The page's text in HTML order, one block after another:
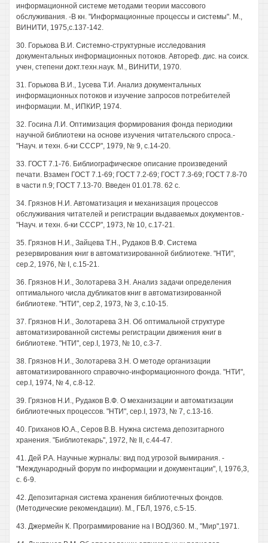
информационной системе методами теории массового
обслуживания. -В кн. "Информационные процессы и системы". М.,
ВИНИТИ, 1975,с.137-142.
30. Горькова В.И. Системно-структурные исследования
документальных информационных потоков. Автореф. дис. на соиск.
учен, степени докт.техн.наук. М., ВИНИТИ, 1970.
31. Горькова В.И., 1усева Т.И. Анализ документальных
информационных потоков и изучение запросов потребителей
информации. М., ИПКИР, 1974.
32. Госина Л.И. Оптимизация формирования фонда периодики
научной библиотеки на основе изучения читательского спроса.-
"Науч. и техн. б-ки СССР", 1979, № 9, с.14-20.
33. ГОСТ 7.1-76. Библиографическое описание произведений
печати. Взамен ГОСТ 7.1-69; ГОСТ 7.2-69; ГОСТ 7.3-69; ГОСТ 7.8-70
в части п.9; ГОСТ 7.13-70. Введен 01.01.78. 62 с.
34. Грязнов Н.И. Автоматизация и механизация процессов
обслуживания читателей и регистрации выдаваемых документов.-
"Науч. и техн. б-ки СССР", 1973, № 10, с.17-21.
35. Грязнов Н.И., Зайцева Т.Н., Рудаков В.Ф. Система
резервирования книг в автоматизированной библиотеке. "НТИ",
сер.2, 1976, № I, с.15-21.
36. Грязнов Н.И., Золотарева З.Н. Анализ задачи определения
оптимального числа дубликатов книг в автоматизированной
библиотеке. "НТИ", сер.2, 1973, № 3, с.10-15.
37. Грязнов Н.И., Золотарева З.Н. Об оптимальной структуре
автоматизированной системы регистрации движения книг в
библиотеке. "НТИ", cep.I, 1973, № 10, с.3-7.
38. Грязнов Н.И., Золотарева З.Н. О методе организации
автоматизированного справочно-информационного фонда. "НТИ",
cep.I, 1974, № 4, с.8-12.
39. Грязнов Н.И., Рудаков В.Ф. О механизации и автоматизации
библиотечных процессов. "НТИ", cep.I, 1973, № 7, с.13-16.
40. Гриханов Ю.А., Серов В.В. Нужна система депозитарного
хранения. "Библиотекарь", 1972, № II, с.44-47.
41. Дей P.A. Научные журналы: вид под угрозой вымирания. -
"Международный форум по информации и документации", I, 1976,3,
с. 6-9.
42. Депозитарная система хранения библиотечных фондов.
(Методические рекомендации). М., ГБЛ, 1976, с.5-15.
43. Джермейн К. Программирование на I ВОД/360. М., "Мир",1971.